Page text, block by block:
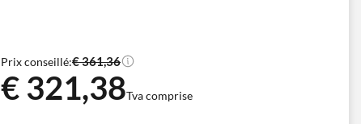
Prix conseillé:€ 361,36
€ 321,38Tva comprise